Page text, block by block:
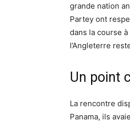
grande nation
Partey ont
dans la course
l’Angleterre
Un point
La rencontre
Panama, ils